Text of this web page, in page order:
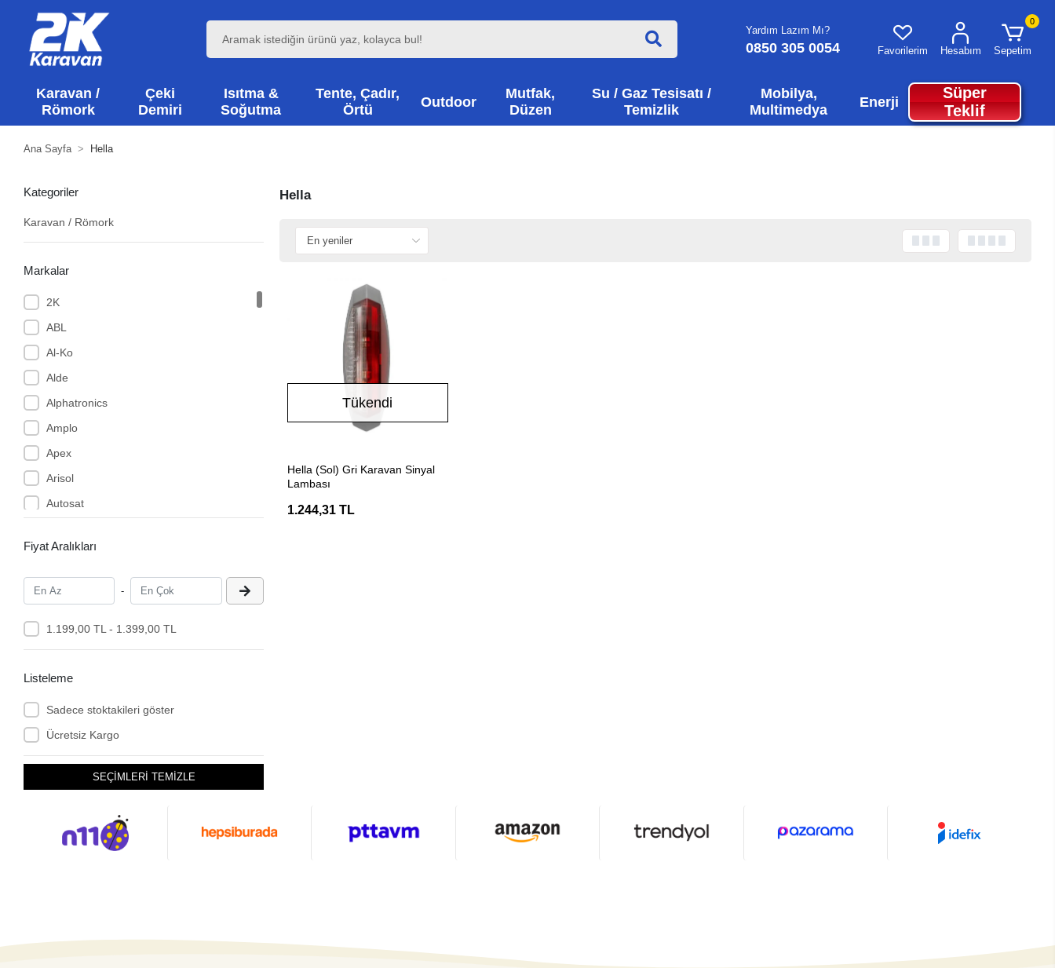
Yardım Lazım Mı?
0850 305 0054 Favorilerim Hesabım
0
Sepetim
Karavan /
Römork
Çeki
Demiri
Isıtma &
Soğutma
Tente, Çadır,
Örtü
Outdoor
Mutfak,
Düzen
Su / Gaz Tesisatı /
Temizlik
Mobilya,
Multimedya
Enerji
Süper
Teklif
Ana Sayfa Hella
Kategoriler
Karavan / Römork
Markalar
2K
ABL
Al-Ko
Alde
Alphatronics
Amplo
Apex
Arisol
Autosat
Axen
AYGAZ
B-Fresh
Babarvy
Badé
Baldacci
Barwig
Benteler
Berhimi
BiOWiSH
Fiyat Aralıkları
-
1.199,00 TL - 1.399,00 TL
Listeleme
Sadece stoktakileri göster
Ücretsiz Kargo
SEÇİMLERİ TEMİZLE
Hella
Tükendi
Hella (Sol) Gri Karavan Sinyal
Lambası
1.244,31 TL